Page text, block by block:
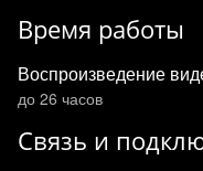
Время работы
Воспроизведение
до 26 часов
Связь и